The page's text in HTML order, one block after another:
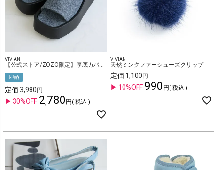
VIVIAN
【公式ストア/ZOZO限定】厚底カバーサンダル
即納
定価 3,980
30%OFF 2,780 税込
VIVIAN
天然ミンクファーシューズクリップ
定価 1,100
10%OFF 990 税込